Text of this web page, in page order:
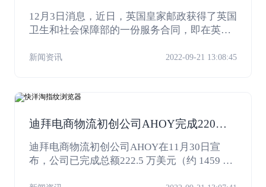
12月3日消息，近日，英国皇家邮政获得了英国
卫生和社会保障部的一份服务合同，即在英国
完的检测盒送往相关检测机构，同时增设了3.5
新闻资讯 2022-09-21 13:08:45
迪拜电商物流初创公司AHOY完成220万
美元种子轮融资
迪拜电商物流初创公司AHOY在11月30日宣
布，公司已完成总额222.5 万美元（约 1459 万